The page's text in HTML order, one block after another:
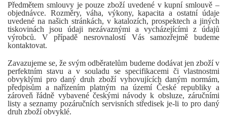
Předmětem smlouvy je pouze zboží uvedené v kupní smlouvě –
objednávce. Rozměry, váha, výkony, kapacita a ostatní údaje
uvedené na našich stránkách, v katalozích, prospektech a jiných
tiskovinách jsou údaji nezávaznými a vycházejícími z údajů
výrobců. V případě nesrovnalostí Vás samozřejmě budeme
kontaktovat.
Zavazujeme se, že svým odběratelům budeme dodávat jen zboží v
perfektním stavu a v souladu se specifikacemi či vlastnostmi
obvyklými pro daný druh zboží vyhovujících daným normám,
předpisům a nařízením platným na území České republiky a
zároveň řádně vybavené českými návody k obsluze, záručními
listy a seznamy pozáručních servisních středisek je-li to pro daný
druh zboží obvyklé.